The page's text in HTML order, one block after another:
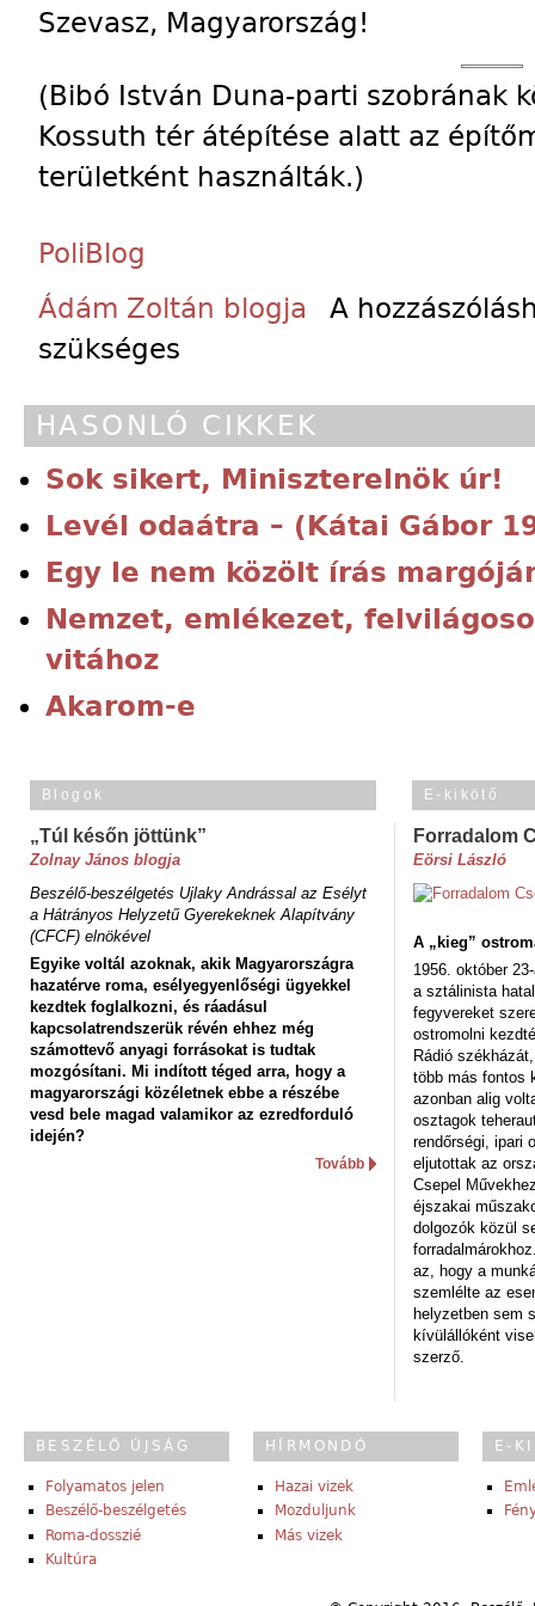
Szevasz, Magyarország!
(Bibó István Duna-parti szobrának
Kossuth tér átépítése alatt az
területként használták.)
PoliBlog
Ádám Zoltán blogja
A
szükséges
HASONLÓ CIKKEK
Sok sikert, Miniszterelnök úr!
Levél odaátra – (Kátai Gábor
Egy le nem közölt írás
Nemzet, emlékezet,
vitához
Akarom-e
Blogok
„Túl későn jöttünk”
Zolnay János blogja
Beszélő-beszélgetés Ujlaky Andrással az Esélyt
a Hátrányos Helyzetű Gyerekeknek Alapítvány
(CFCF) elnökével
Egyike voltál azoknak, akik Magyarországra
hazatérve roma, esélyegyenlőségi ügyekkel
kezdtek foglalkozni, és ráadásul
kapcsolatrendszerük révén ehhez még
számottevő anyagi forrásokat is tudtak
mozgósítani. Mi indított téged arra, hogy a
magyarországi közéletnek ebbe a részébe
vesd bele magad valamikor az ezredforduló
idején?
Tovább
E-kikötő
Forradalom
Eörsi László
A „kieg”
1956. október
a sztálinista
fegyvereket
ostromolni
Rádió
több más fontos
azonban alig
osztagok
rendőrségi, ipari
eljutottak az
Csepel
éjszakai
dolgozók közül
az, hogy a
szemlélte az
helyzetben sem
kívülállóként
szerző.
BESZÉLŐ ÚJSÁG
Folyamatos jelen
Beszélő-beszélgetés
Roma-dosszié
Kultúra
HÍRMONDÓ
Hazai vizek
Mozduljunk
Más vizek
E-